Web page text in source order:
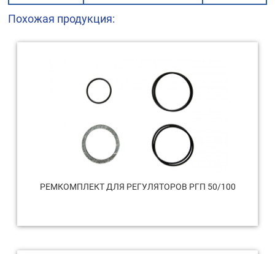
Похожая продукция:
РЕМКОМПЛЕКТ ДЛЯ РЕГУЛЯТОРОВ РГП 50/100